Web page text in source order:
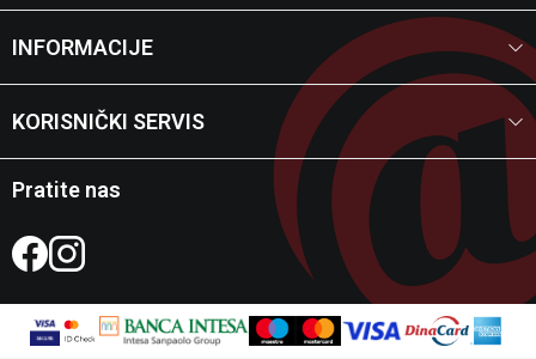
INFORMACIJE
KORISNIČKI SERVIS
Pratite nas